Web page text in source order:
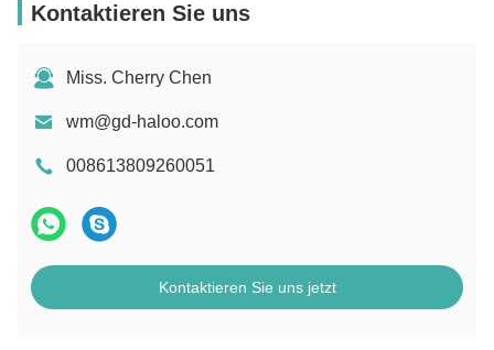
Kontaktieren Sie uns
Miss. Cherry Chen
wm@gd-haloo.com
008613809260051
Kontaktieren Sie uns jetzt